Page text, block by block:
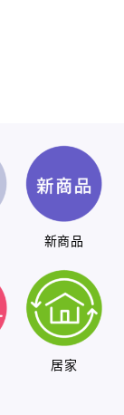
新商品
居家